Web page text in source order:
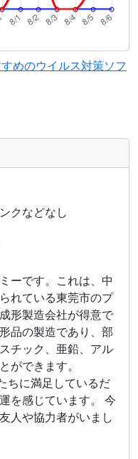
めのウイルス対策ソフ
クなどなし
ーです。これは、中
れている東莞市のプ
形製造会社が得意で
品の製造であり、部
チック、亜鉛、アル
ができます。
ちに満足しているだ
を感じています。 今
人や協力者がいまし